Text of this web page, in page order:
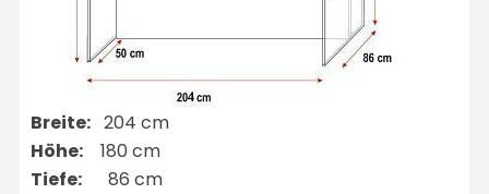
Breite: 204 cm
Höhe: 180 cm
Tiefe: 86 cm